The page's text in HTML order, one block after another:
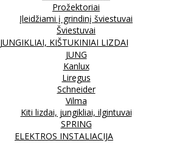
Prožektoriai
Įleidžiami į grindinį šviestuvai
Šviestuvai
JUNGIKLIAI, KIŠTUKINIAI LIZDAI
JUNG
Kanlux
Liregus
Schneider
Vilma
Kiti lizdai, jungikliai, ilgintuvai
SPRING
ELEKTROS INSTALIACIJA